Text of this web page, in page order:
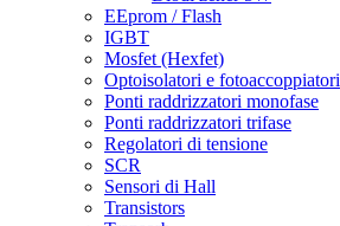
EEprom / Flash
IGBT
Mosfet (Hexfet)
Optoisolatori e fotoaccoppiatori
Ponti raddrizzatori monofase
Ponti raddrizzatori trifase
Regolatori di tensione
SCR
Sensori di Hall
Transistors